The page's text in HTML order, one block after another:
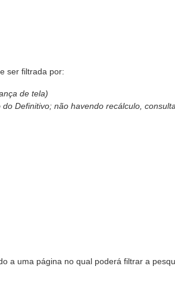
ser filtrada por:
de tela)
Definitivo; não havendo recálculo,
a uma página no qual poderá filtrar a